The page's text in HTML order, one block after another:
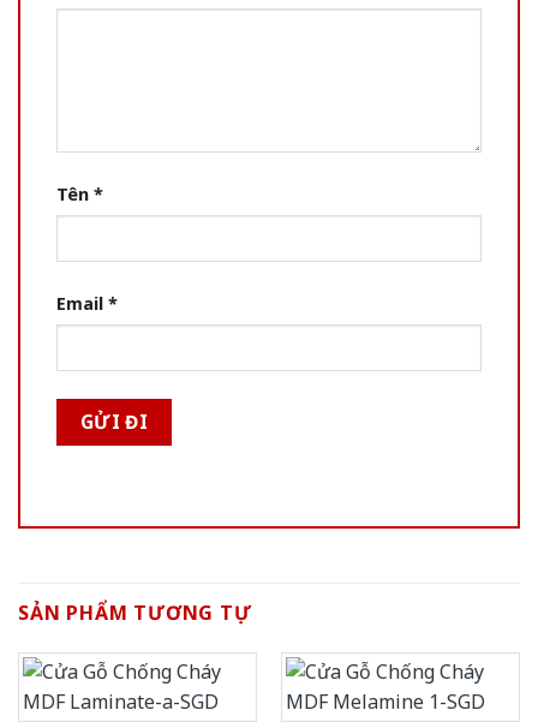
Tên *
Email *
SẢN PHẨM TƯƠNG TỰ